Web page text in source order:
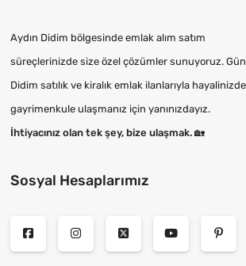
Aydın Didim bölgesinde emlak alım satım
süreçlerinizde size özel çözümler sunuyoruz.
Didim satılık ve kiralık emlak ilanlarıyla
gayrimenkule ulaşmanız için yanınızdayız.
İhtiyacınız olan tek şey, bize ulaşmak. 🏡
Sosyal Hesaplarımız